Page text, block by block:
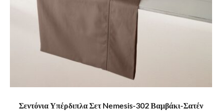
ΠΡΟΣΘΉΚΗ ΣΤΟ ΚΑΛΆΘΙ
Σεντόνια Υπέρδιπλα Σετ Nemesis-302 Βαμβάκι-Σατέν